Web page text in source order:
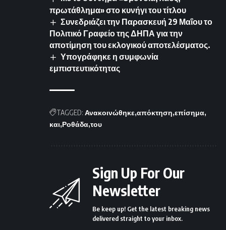
πρωτάθλημα» στο κυνήγι του τίτλου
Συνεδριάζει την Παρασκευή 29 Μαΐου το
Πολιτικό Γραφείο της ΔΗΠΑ για την
αποτίμηση του εκλογικού αποτελέσματος.
Υπογράφηκε η συμφωνία
εμπιστευτικότητας
TAGGED: Ανακοινώθηκε απόκτηση επίσημα
και Ροθάδα του
Sign Up For Our
Newsletter
Be keep up! Get the latest breaking news
delivered straight to your inbox.